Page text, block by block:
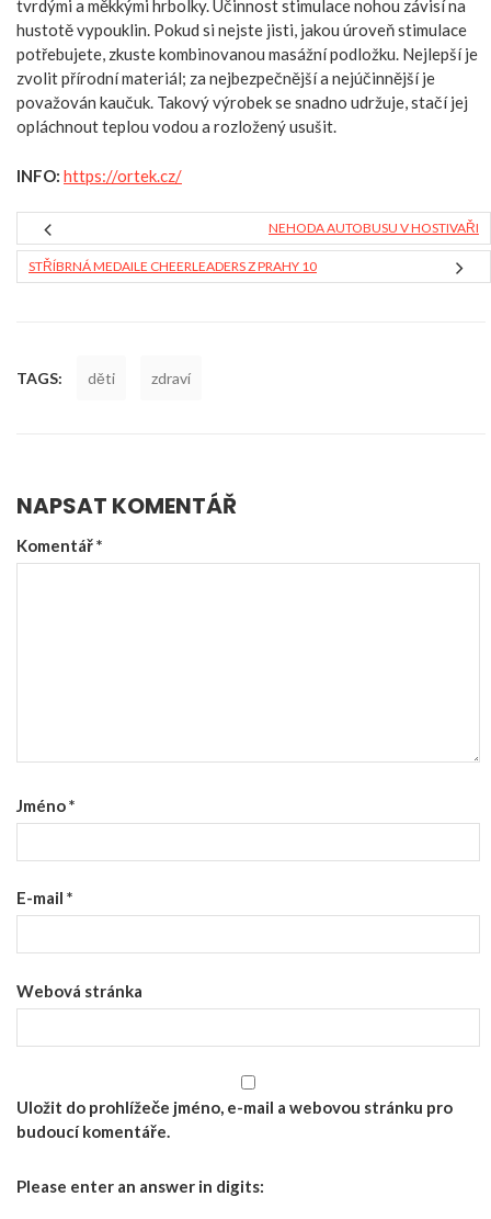
tvrdými a měkkými hrbolky. Účinnost stimulace nohou závisí na
hustotě vypouklin. Pokud si nejste jisti, jakou úroveň stimulace
potřebujete, zkuste kombinovanou masážní podložku. Nejlepší je
zvolit přírodní materiál; za nejbezpečnější a nejúčinnější je
považován kaučuk. Takový výrobek se snadno udržuje, stačí jej
opláchnout teplou vodou a rozložený usušit.
INFO: https://ortek.cz/
NEHODA AUTOBUSU V HOSTIVAŘI
STŘÍBRNÁ MEDAILE CHEERLEADERS Z PRAHY 10
TAGS: děti zdraví
NAPSAT KOMENTÁŘ
Komentář*
Jméno*
E-mail *
Webová stránka
Uložit do prohlížeče jméno, e-mail a webovou stránku pro
budoucí komentáře.
Please enter an answer in digits: